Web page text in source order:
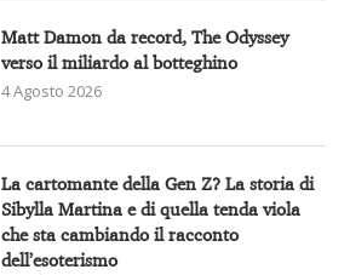
Matt Damon da record, The Odyssey
verso il miliardo al botteghino
4 Agosto 2026
La cartomante della Gen Z? La storia di
Sibylla Martina e di quella tenda viola
che sta cambiando il racconto
dell’esoterismo